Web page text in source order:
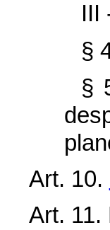
III
§
§
Art. 10.
Art. 11.